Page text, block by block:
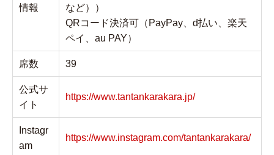
情報
など））
QRコード決済可（PayPay、d払い、楽天
ペイ、au PAY）
席数 39
公式サ
イト
https://www.tantankarakara.jp/
Instagr
am
https://www.instagram.com/tantankarakara/